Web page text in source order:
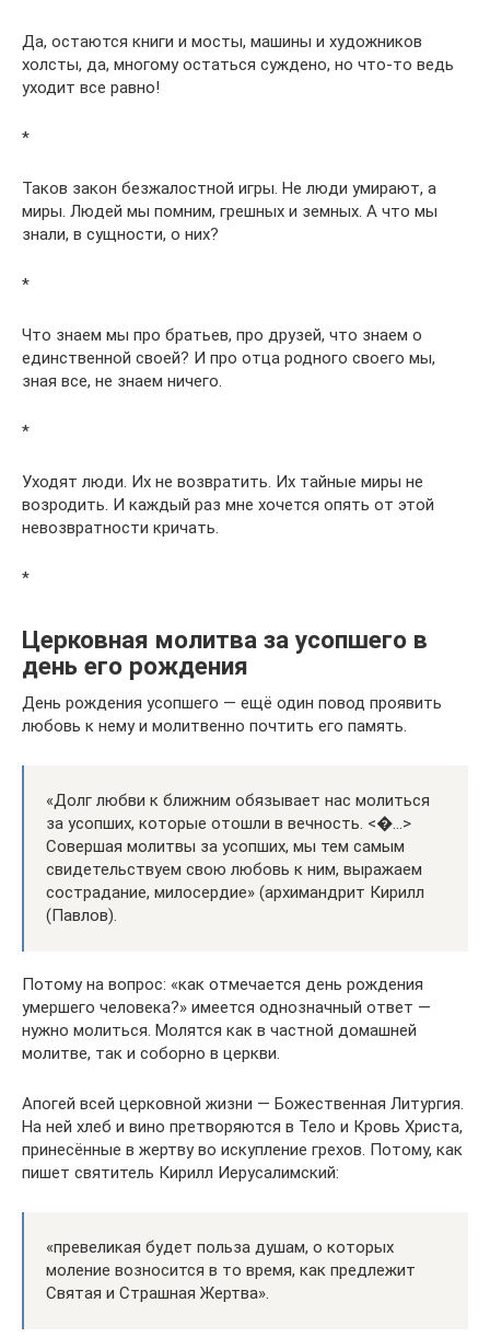
Да, остаются книги и мосты, машины и художников
холсты, да, многому остаться суждено, но что-то ведь
уходит все равно!
*
Таков закон безжалостной игры. Не люди умирают, а
миры. Людей мы помним, грешных и земных. А что мы
знали, в сущности, о них?
*
Что знаем мы про братьев, про друзей, что знаем о
единственной своей? И про отца родного своего мы,
зная все, не знаем ничего.
*
Уходят люди. Их не возвратить. Их тайные миры не
возродить. И каждый раз мне хочется опять от этой
невозвратности кричать.
*
Церковная молитва за усопшего в
день его рождения
День рождения усопшего — ещё один повод проявить
любовь к нему и молитвенно почтить его память.
«Долг любви к ближним обязывает нас молиться
за усопших, которые отошли в вечность. <�…>
Совершая молитвы за усопших, мы тем самым
свидетельствуем свою любовь к ним, выражаем
сострадание, милосердие» (архимандрит Кирилл
(Павлов).
Потому на вопрос: «как отмечается день рождения
умершего человека?» имеется однозначный ответ —
нужно молиться. Молятся как в частной домашней
молитве, так и соборно в церкви.
Апогей всей церковной жизни — Божественная Литургия.
На ней хлеб и вино претворяются в Тело и Кровь Христа,
принесённые в жертву во искупление грехов. Потому, как
пишет святитель Кирилл Иерусалимский:
«превеликая будет польза душам, о которых
моление возносится в то время, как предлежит
Святая и Страшная Жертва».